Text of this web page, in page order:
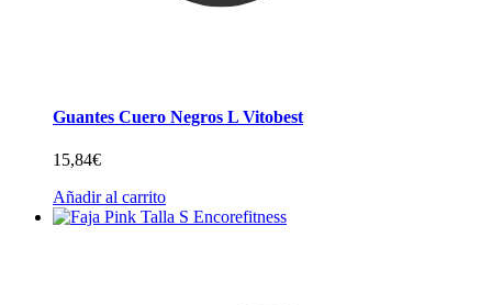
Guantes Cuero Negros L Vitobest
15,84€
Añadir al carrito